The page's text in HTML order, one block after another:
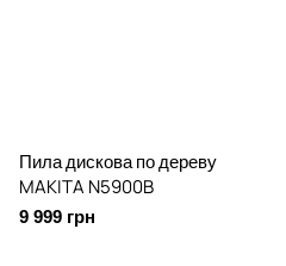
Пила дискова по дереву
MAKITA N5900B
9 999 грн